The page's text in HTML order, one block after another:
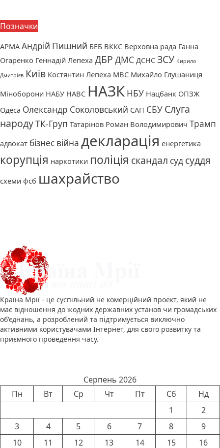
Позначки
АРМА Андрій Пишний БЕБ ВККС Верховна рада Ганна
Огаренко Геннадій Лепеха ДБР ДМС ДСНС ЗСУ Кирило
Дмитрієв Київ Костянтин Лепеха МВС Михайло Глушаниця
Міноборони НАБУ НАВС НАЗК НБУ Нацбанк ОПЗЖ
Одеса Олександр Соколовський САП СБУ Слуга
народуТК-Груп Татарінов Роман Володимирович Трамп
адвокат бізнес війна декларація енергетика
корупція наркотики поліція скандал суд суддя
схеми фсб шахрайство
Країна Мрії - це суспільний не комерційний проект, який не
має відношення до жодних державних установ чи громадських
об'єднань, а розроблений та підтримується виключно
активними користувачами Інтернет, для свого розвитку та
приємного проведення часу.
Серпень 2026
Пн
Вт Ср Чт Пт Сб
Нд
1
2
3
4 5 6 7 8
9
10
11 12 13 14 15 16